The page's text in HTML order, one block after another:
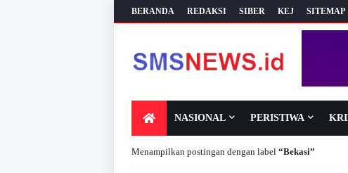
BERANDA REDAKSI SIBER KEJ SITEMAP
NASIONAL PERISTIWA
Menampilkan postingan dengan label Bekasi